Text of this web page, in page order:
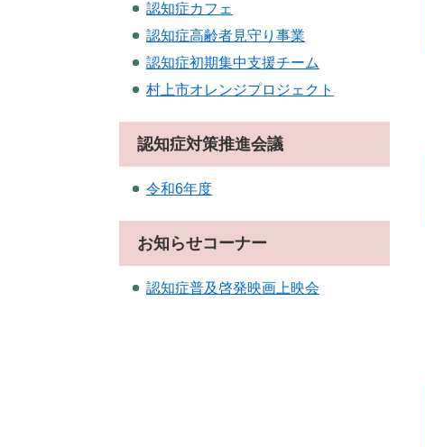
認知症カフェ
認知症高齢者見守り事業
認知症初期集中支援チーム
村上市オレンジプロジェクト
認知症対策推進会議
令和6年度
お知らせコーナー
認知症普及啓発映画上映会